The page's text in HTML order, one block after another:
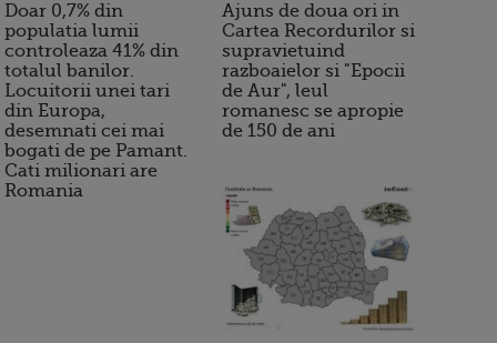
Doar 0,7% din
populatia lumii
controleaza 41% din
totalul banilor.
Locuitorii unei tari
din Europa,
desemnati cei mai
bogati de pe Pamant.
Cati milionari are
Romania
Ajuns de doua ori in
Cartea Recordurilor si
supravietuind
razboaielor si "Epocii
de Aur", leul
romanesc se apropie
de 150 de ani